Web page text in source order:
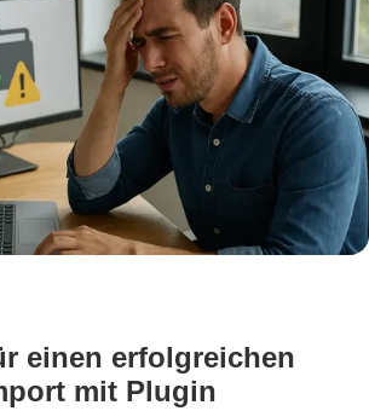
einen erfolgreichen
mit Plugin